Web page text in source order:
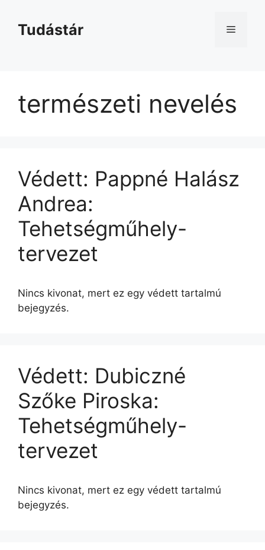
tartalomba
Tudástár Menü
természeti nevelés
Védett: Pappné Halász
Andrea:
Tehetségműhely-
tervezet
Nincs kivonat, mert ez egy védett tartalmú
bejegyzés.
Védett: Dubiczné
Szőke Piroska:
Tehetségműhely-
tervezet
Nincs kivonat, mert ez egy védett tartalmú
bejegyzés.